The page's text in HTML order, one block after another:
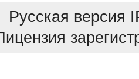
Русская версия